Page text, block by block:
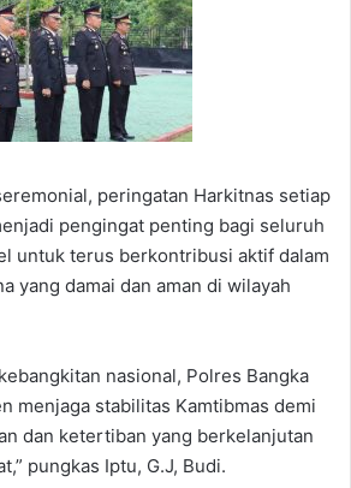
peringatan Harkitnas setiap
pengingat penting bagi seluruh
untuk terus berkontribusi aktif dalam
yang damai dan aman di wilayah
nasional, Polres Bangka
menjaga stabilitas Kamtibmas demi
dan ketertiban yang berkelanjutan
pungkas Iptu, G.J, Budi.